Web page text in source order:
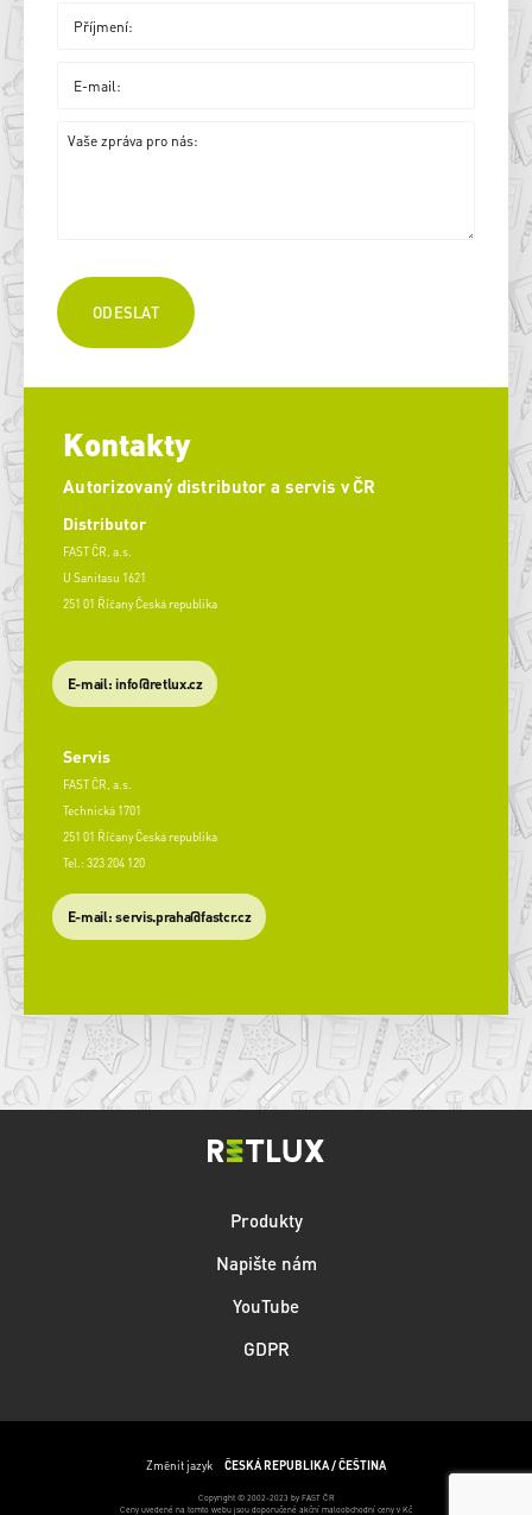
Kontakty
Autorizovaný distributor a servis v ČR
Distributor
FAST ČR, a.s.
U Sanitasu 1621
251 01 Říčany Česká republika
E-mail: info@retlux.cz
Servis
FAST ČR, a.s.
Technická 1701
251 01 Říčany Česká republika
Tel.: 323 204 120
​E-mail: servis.praha@fastcr.cz
Produkty
Napište nám
YouTube
GDPR
Změnit jazyk ČESKÁ REPUBLIKA / ČEŠTINA
Copyright © 2002-2023 by FAST ČR
Ceny uvedené na tomto webu jsou doporučené akční maloobchodní ceny v Kč